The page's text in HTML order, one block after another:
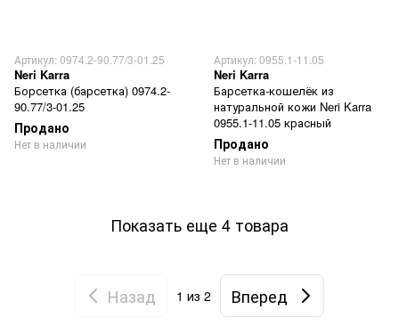
Артикул: 0974.2-90.77/3-01.25
Neri Karra
Борсетка (барсетка) 0974.2-
90.77/3-01.25
Продано
Нет в наличии
Артикул: 0955.1-11.05
Neri Karra
Барсетка-кошелёк из
натуральной кожи Neri Karra
0955.1-11.05 красный
Продано
Нет в наличии
Показать еще 4 товара
Назад 1 из 2 Вперед